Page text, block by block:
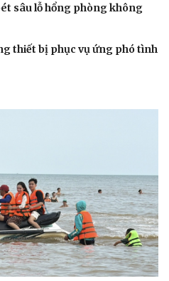
sâu lỗ hổng phòng không
thiết bị phục vụ ứng phó tình